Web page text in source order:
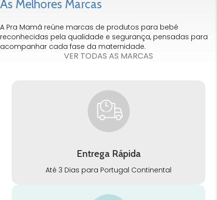
As Melhores Marcas
A Pra Mamã reúne marcas de produtos para bebé
reconhecidas pela qualidade e segurança, pensadas para
acompanhar cada fase da maternidade.
VER TODAS AS MARCAS
Entrega Rápida
Até 3 Dias para Portugal Continental